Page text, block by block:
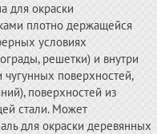
для окраски
плотно держащейся
условиях
решетки) и внутри
поверхностей,
поверхностей из
стали. Может
для окраски деревянных